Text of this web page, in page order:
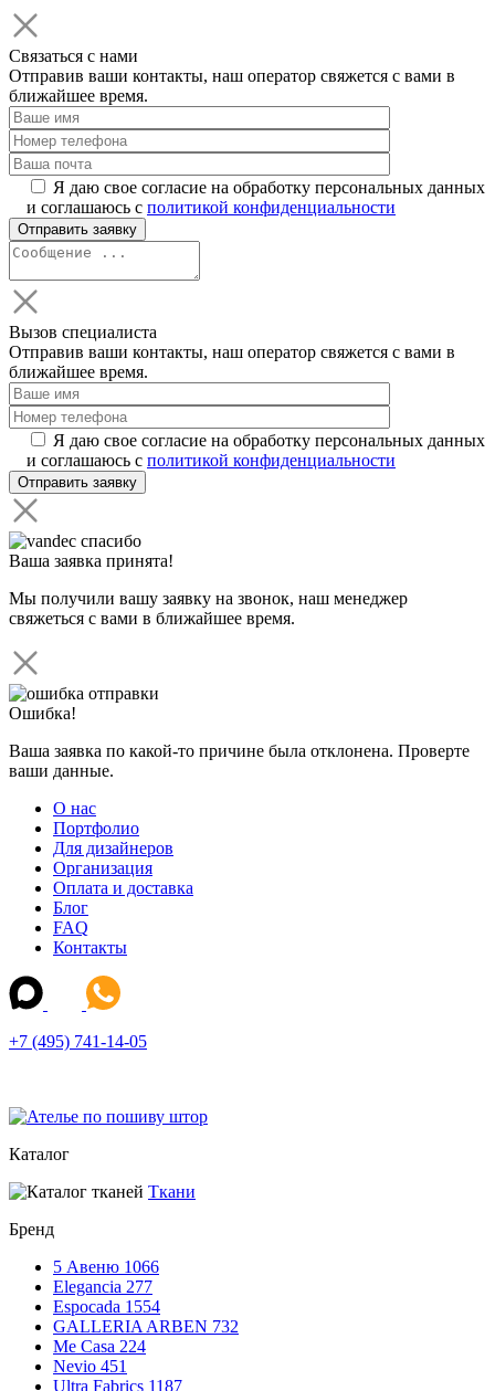
Связаться с нами
Отправив ваши контакты, наш оператор свяжется с вами в
ближайшее время.
Я даю свое согласие на обработку персональных данных
и соглашаюсь с политикой конфиденциальности
Вызов специалиста
Отправив ваши контакты, наш оператор свяжется с вами в
ближайшее время.
Я даю свое согласие на обработку персональных данных
и соглашаюсь с политикой конфиденциальности
Ваша заявка принята!
Мы получили вашу заявку на звонок, наш менеджер
свяжеться с вами в ближайшее время.
Ошибка!
Ваша заявка по какой-то причине была отклонена. Проверте
ваши данные.
О нас
Портфолио
Для дизайнеров
Организация
Оплата и доставка
Блог
FAQ
Контакты
+7 (495) 741-14-05
Каталог
Ткани
Бренд
5 Авеню 1066
Elegancia 277
Espocada 1554
GALLERIA ARBEN 732
Me Casa 224
Nevio 451
Ultra Fabrics 1187